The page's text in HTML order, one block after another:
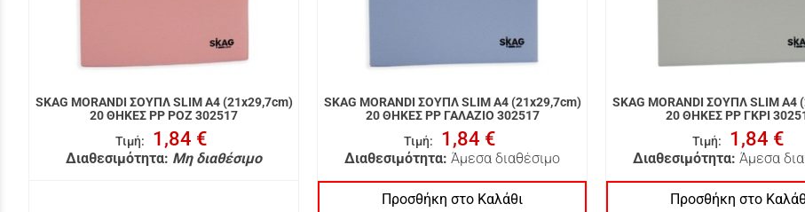
SKAG MORANDI ΣΟΥΠΛ SLIM A4 (21x29,7cm)
20 ΘΗΚΕΣ PP ΡΟΖ 302517
Τιμή: 1,84 €
Διαθεσιμότητα: Μη διαθέσιμο
SKAG MORANDI ΣΟΥΠΛ SLIM A4 (21x29,7cm)
20 ΘΗΚΕΣ PP ΓΑΛΑΖΙΟ 302517
Τιμή: 1,84 €
Διαθεσιμότητα: Άμεσα διαθέσιμο
Προσθήκη στο Καλάθι
SKAG MORANDI ΣΟΥΠΛ SLIM A4
20 ΘΗΚΕΣ PP ΓΚΡΙ
Τιμή: 1,84 €
Διαθεσιμότητα: Άμεσα
Προσθήκη στο